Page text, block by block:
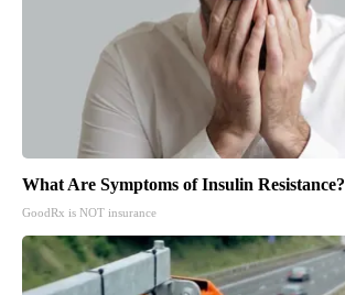
What Are Symptoms of Insulin Resistance?
GoodRx is NOT insurance